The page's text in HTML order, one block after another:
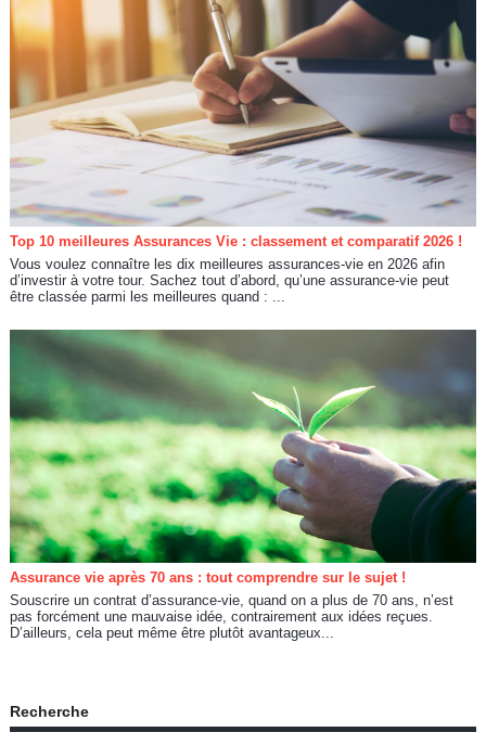
Top 10 meilleures Assurances Vie : classement et comparatif 2026 !
Vous voulez connaître les dix meilleures assurances-vie en 2026 afin
d’investir à votre tour. Sachez tout d’abord, qu’une assurance-vie peut
être classée parmi les meilleures quand : ...
Assurance vie après 70 ans : tout comprendre sur le sujet !
Souscrire un contrat d’assurance-vie, quand on a plus de 70 ans, n’est
pas forcément une mauvaise idée, contrairement aux idées reçues.
D’ailleurs, cela peut même être plutôt avantageux...
Recherche